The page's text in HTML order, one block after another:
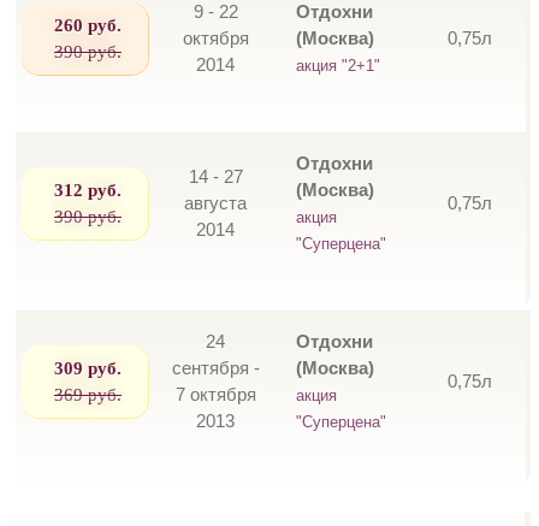
260 руб.
390 руб.
9 - 22
октября
2014
Отдохни
(Москва)
акция "2+1"
0,75л
312 руб.
390 руб.
14 - 27
августа
2014
Отдохни
(Москва)
акция
"Суперцена"
0,75л
309 руб.
369 руб.
24
сентября -
7 октября
2013
Отдохни
(Москва)
акция
"Суперцена"
0,75л